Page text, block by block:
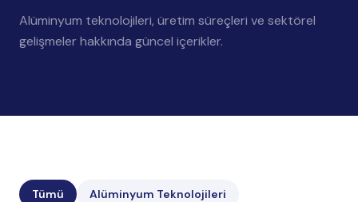
Alüminyum teknolojileri, üretim süreçleri ve sektörel
gelişmeler hakkında güncel içerikler.
Tümü
Alüminyum Teknolojileri